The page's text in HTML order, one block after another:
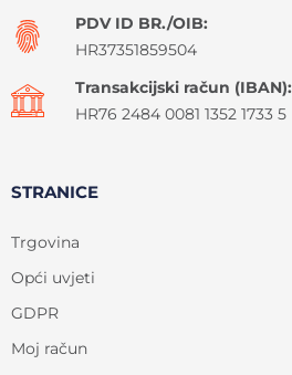
PDV ID BR./OIB:
HR37351859504
Transakcijski račun (IBAN):
HR76 2484 0081 1352 1733 5
STRANICE
Trgovina
Opći uvjeti
GDPR
Moj račun